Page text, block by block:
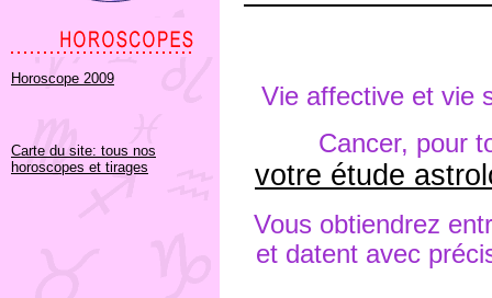
Horoscope 2009
Carte du site: tous nos
horoscopes et tirages
Vie affective et vie
Cancer, pour
votre étude
Vous obtiendrez
et datent avec